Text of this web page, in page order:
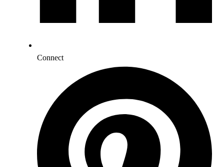
Connect